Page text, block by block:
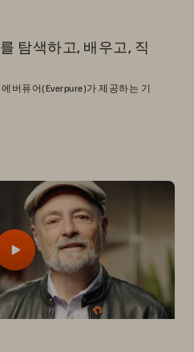
탐색하고, 배우고, 직
버퓨어(Everpure)가 제공하는 기